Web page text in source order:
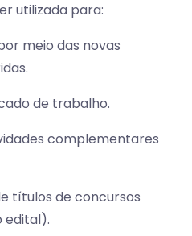
utilizada para:
meio das novas
de trabalho.
complementares
títulos de concursos
edital).